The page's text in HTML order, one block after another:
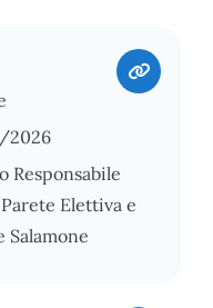
Responsabile
Elettiva e
Salamone